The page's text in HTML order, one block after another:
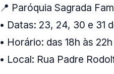
📍 Paróquia Sagrada
• Datas: 23, 24, 30 e 31
• Horário: das 18h às 22h
• Local: Rua Padre